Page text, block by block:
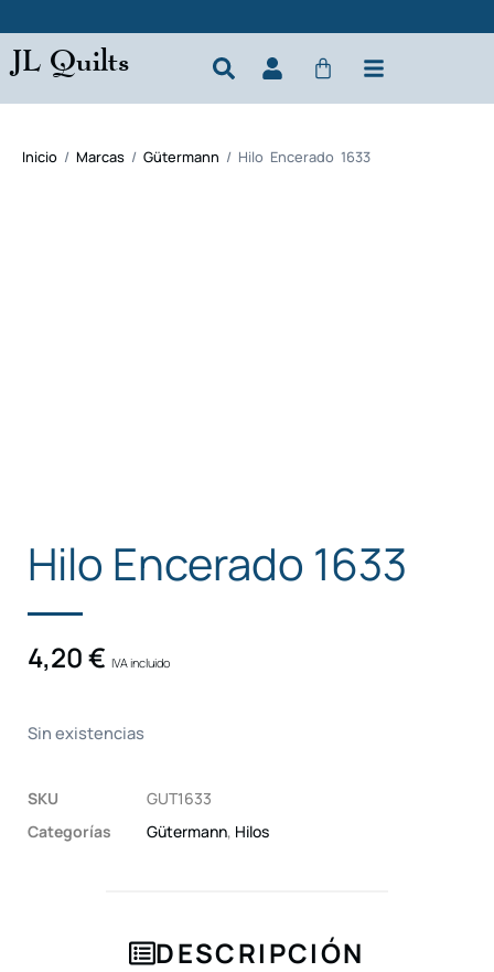
JL Quilts
Inicio / Marcas / Gütermann / Hilo Encerado 1633
Hilo Encerado 1633
4,20€ IVA incluido
Sin existencias
SKU
GUT1633
Categorías
Gütermann, Hilos
DESCRIPCIÓN